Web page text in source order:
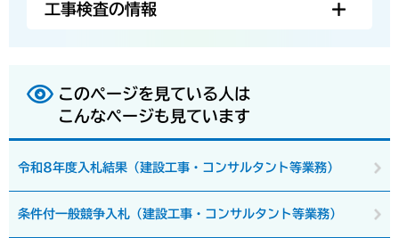
工事検査の情報
このページを見ている人は
こんなページも見ています
令和8年度入札結果（建設工事・コンサルタント等業務）
条件付一般競争入札（建設工事・コンサルタント等業務）